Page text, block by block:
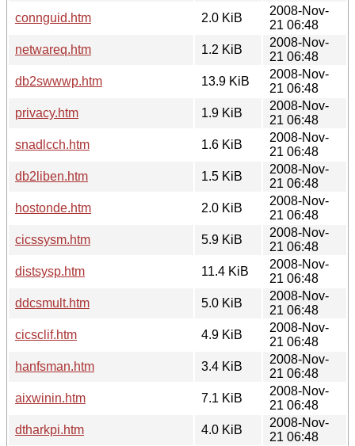
connguid.htm
2.0 KiB
2008-Nov-
21 06:48
netwareq.htm
1.2 KiB
2008-Nov-
21 06:48
db2swwwp.htm
13.9 KiB
2008-Nov-
21 06:48
privacy.htm
1.9 KiB
2008-Nov-
21 06:48
snadlcch.htm
1.6 KiB
2008-Nov-
21 06:48
db2liben.htm
1.5 KiB
2008-Nov-
21 06:48
hostonde.htm
2.0 KiB
2008-Nov-
21 06:48
cicssysm.htm
5.9 KiB
2008-Nov-
21 06:48
distsysp.htm
11.4 KiB
2008-Nov-
21 06:48
ddcsmult.htm
5.0 KiB
2008-Nov-
21 06:48
cicsclif.htm
4.9 KiB
2008-Nov-
21 06:48
hanfsman.htm
3.4 KiB
2008-Nov-
21 06:48
aixwinin.htm
7.1 KiB
2008-Nov-
21 06:48
dtharkpi.htm
4.0 KiB
2008-Nov-
21 06:48